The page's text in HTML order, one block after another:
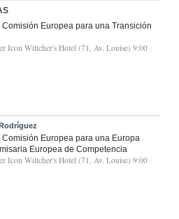
Europea para una Transición
Icon Wiltcher's Hotel (71, Av. Louise) 9:00
Europea para una Europa
Europea de Competencia
Icon Wiltcher's Hotel (71, Av. Louise) 9:00